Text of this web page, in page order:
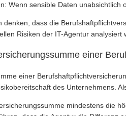
Wenn sensible Daten unabsichtlich
denken, dass die
Risiken der IT-Agentur
einer
einer
des Unternehmens.
mindestens die